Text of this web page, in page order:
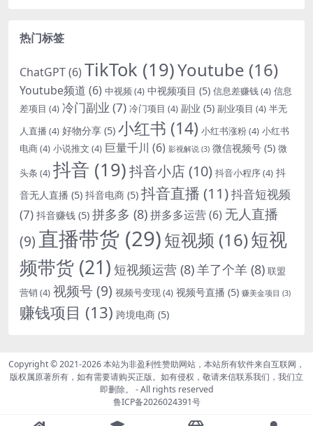
热门标签
ChatGPT(6) TikTok (19)Youtube (16)
Youtube频道 (6) 中视频(4) 中视频项目 (5) 信息差赚钱(4) 信息
差项目 (4) 冷门副业 (7) 冷门项目 (4) 副业 (5) 副业项目 (4) 半无
人直播 (4) 好物分享 (5) 小红书 (14) 小红书涨粉(4) 小红书
电商(4) 小说推文 (4) 巨量千川 (6) 影视解说 (3) 微信视频号 (5) 微
头条 (4) 抖音 (19)抖音小店(10) 抖音小程序(4) 抖
音无人直播 (5) 抖音电商 (5) 抖音直播 (11)抖音短视频
(7) 抖音赚钱 (5) 拼多多 (8)拼多多运营(6) 无人直播
(9)直播带货 (29)短视频 (16)短视
频带货 (21) 短视频运营 (8)羊了个羊 (8) 联盟
营销 (4) 视频号(9) 视频号变现(4) 视频号直播 (5) 赚美金项目 (3)
赚钱项目 (13) 跨境电商 (5)
Copyright © 2021-2026本站为非盈利性赞助网站，本站所有软件来自互联网，
版权属原著所有，如有需要请购买正版。如有侵权，敬请来信联系我们，我们立
即删除。
- All rights reserved
鲁ICP备2026024391号